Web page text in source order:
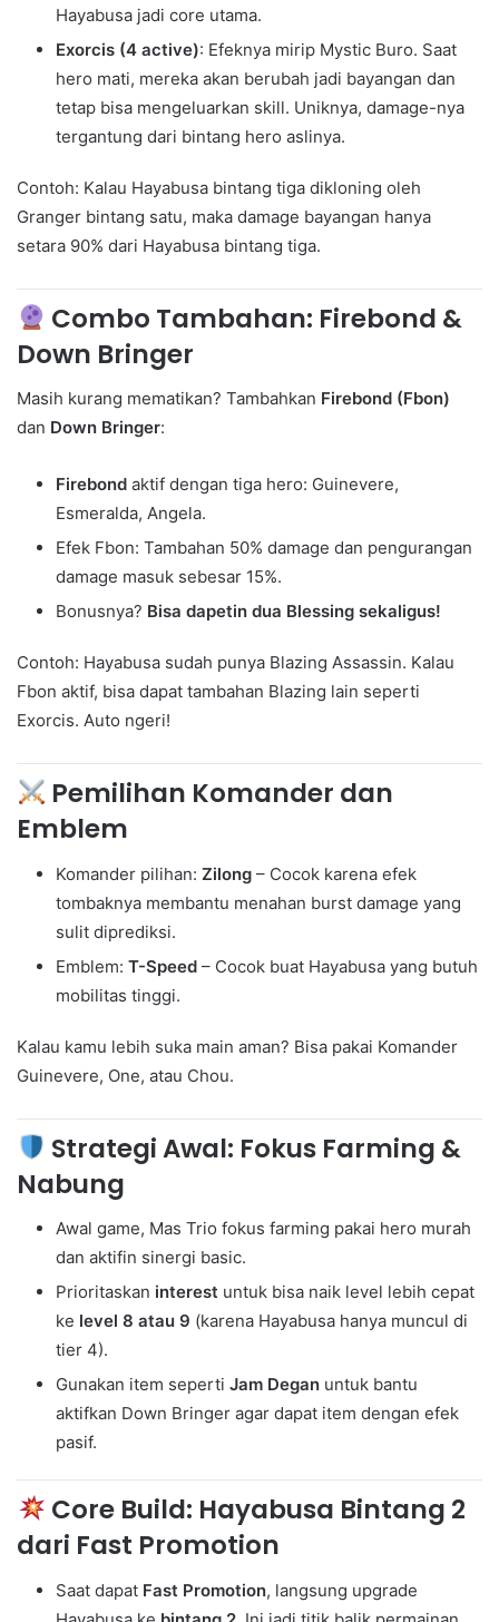
Hayabusa jadi core utama.
Exorcis (4 active): Efeknya mirip Mystic Buro. Saat
hero mati, mereka akan berubah jadi bayangan dan
tetap bisa mengeluarkan skill. Uniknya, damage-nya
tergantung dari bintang hero aslinya.
Contoh: Kalau Hayabusa bintang tiga dikloning oleh
Granger bintang satu, maka damage bayangan hanya
setara 90% dari Hayabusa bintang tiga.
Combo Tambahan: Firebond &
Down Bringer
Masih kurang mematikan? Tambahkan Firebond (Fbon)
dan Down Bringer:
Firebond aktif dengan tiga hero: Guinevere,
Esmeralda, Angela.
Efek Fbon: Tambahan 50% damage dan pengurangan
damage masuk sebesar 15%.
Bonusnya? Bisa dapetin dua Blessing sekaligus!
Contoh: Hayabusa sudah punya Blazing Assassin. Kalau
Fbon aktif, bisa dapat tambahan Blazing lain seperti
Exorcis. Auto ngeri!
Pemilihan Komander dan
Emblem
Komander pilihan: Zilong – Cocok karena efek
tombaknya membantu menahan burst damage yang
sulit diprediksi.
Emblem: T-Speed – Cocok buat Hayabusa yang butuh
mobilitas tinggi.
Kalau kamu lebih suka main aman? Bisa pakai Komander
Guinevere, One, atau Chou.
Strategi Awal: Fokus Farming &
Nabung
Awal game, Mas Trio fokus farming pakai hero murah
dan aktifin sinergi basic.
Prioritaskan interest untuk bisa naik level lebih cepat
ke level 8 atau 9 (karena Hayabusa hanya muncul di
tier 4).
Gunakan item seperti Jam Degan untuk bantu
aktifkan Down Bringer agar dapat item dengan efek
pasif.
Core Build: Hayabusa Bintang 2
dari Fast Promotion
Saat dapat Fast Promotion, langsung upgrade